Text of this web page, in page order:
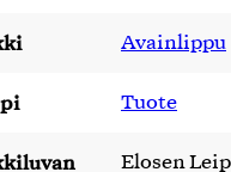
Avainlippu
Tuote
Elosen